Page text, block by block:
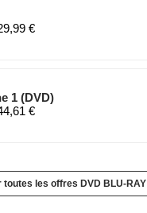
€
1 (DVD)
€
toutes les offres DVD BLU-RAY